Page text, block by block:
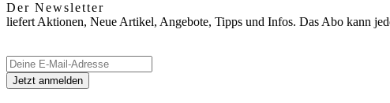
Der Newsletter
liefert Aktionen, Neue Artikel, Angebote, Tipps und Infos. Das Abo kann